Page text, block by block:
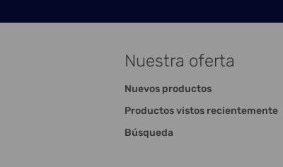
Nuestra oferta
Nuevos productos
Productos vistos recientemente
Búsqueda